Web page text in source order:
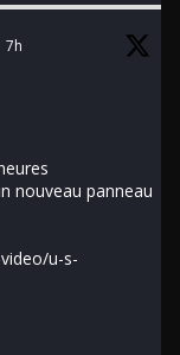
7h
nouveau panneau
u-s-